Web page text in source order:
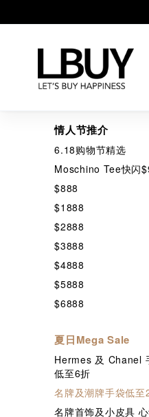
情人节推介
6.18购物节精选
Moschino Tee快闪
$888
$1888
$2888
$3888
$4888
$5888
$6888
夏日Mega Sale
Hermes 及 Chanel
低至6折
名牌及潮牌手袋低至
名牌首饰及小皮具